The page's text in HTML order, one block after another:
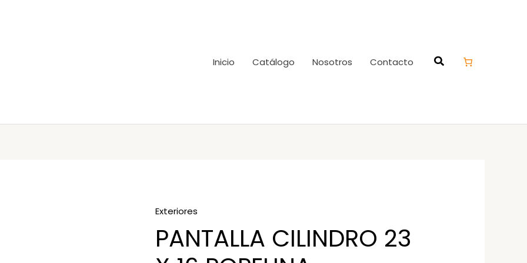
Inicio
Catálogo Nosotros Contacto
Exteriores
PANTALLA CILINDRO 23